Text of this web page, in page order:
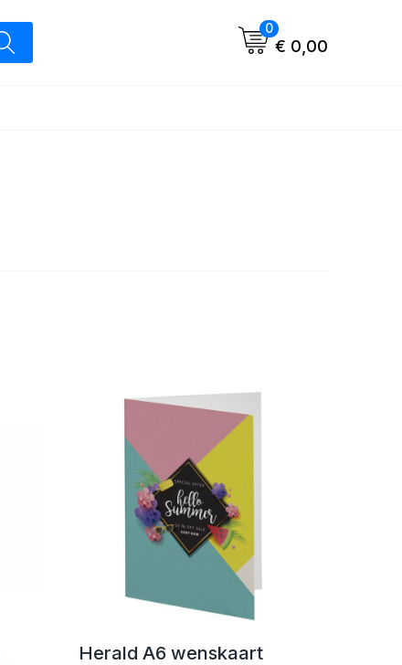
0
€ 0,00
Herald A6 wenskaart